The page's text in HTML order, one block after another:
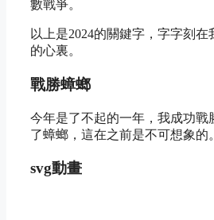
數戰爭。
以上是2024的關鍵字，字字刻在
的心裏。
戰勝蟑螂
今年是了不起的一年，我成功戰
了蟑螂，這在之前是不可想象的。
svg動畫